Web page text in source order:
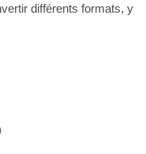
différents formats, y